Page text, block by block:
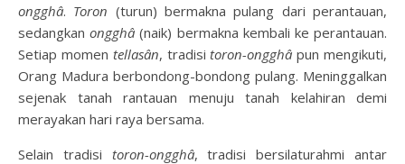
ongghâ. Toron (turun) bermakna pulang dari perantauan,
sedangkanongghâ(naik) bermakna kembali ke perantauan.
Setiap momen tellasân, tradisitoron-ongghâ pun mengikuti,
Orang Madura berbondong-bondong pulang. Meninggalkan
sejenak tanah rantauan menuju tanah kelahiran demi
merayakan hari raya bersama.
Selain tradisi toron-ongghâ, tradisi bersilaturahmi antar